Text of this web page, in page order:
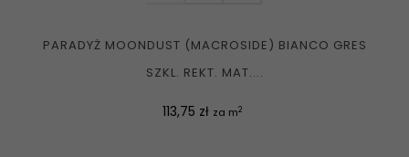
PARADYŻ MOONDUST (MACROSIDE) BIANCO GRES
SZKL. REKT. MAT....
Cena
113,75 zł za m2